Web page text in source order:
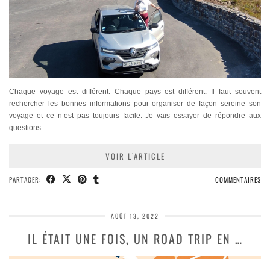
Chaque voyage est différent. Chaque pays est différent. Il faut souvent
rechercher les bonnes informations pour organiser de façon sereine son
voyage et ce n’est pas toujours facile. Je vais essayer de répondre aux
questions…
VOIR L’ARTICLE
PARTAGER: COMMENTAIRES
AOÛT 13, 2022
IL ÉTAIT UNE FOIS, UN ROAD TRIP EN …